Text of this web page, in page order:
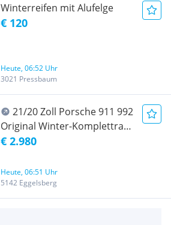
Winterreifen mit Alufelge
€ 120
Heute, 06:52 Uhr
3021 Pressbaum
21/20 Zoll Porsche 911 992
Original Winter-Komplettrad
11x21 u. 8,5x20 Alufelge +
R 20 Michelin
€ 2.980
Heute, 06:51 Uhr
5142 Eggelsberg